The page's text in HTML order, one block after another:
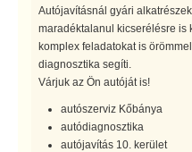
Autójavításnál gyári
maradéktalanul kicserélésre is
komplex feladatokat is
diagnosztika segíti.
Várjuk az Ön autóját is!
autószerviz Kőbánya
autódiagnosztika
autójavítás 10. kerület